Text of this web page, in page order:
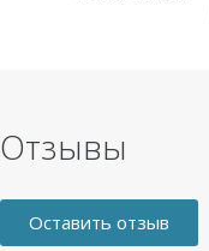
Отзывы
Оставить отзыв